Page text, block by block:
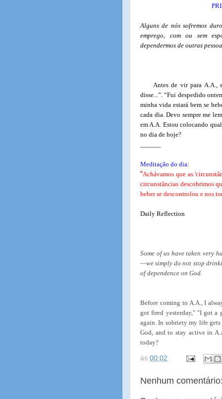
Alguns de nós sofremos
emprego, com ou sem
dependermos de outras
Antes de vir para A.A.,
disse...”. “Fui despedido
minha vida estará bem se
cada dia. Devo sempre me
em A.A. Estou colocando
no dia de hoje?
Meditação do dia:
“Achávamos que as
circunstâncias descobrimos
beber se descontrolou e nos
Daily Reflection
Some of us have taken very
—we simply do not stop
of dependence on God.
Before coming to A.A., I
got fired yesterday," "I got a
again. In sobriety my life
God, and to stay active in
today?
às 00:02
Nenhum comentário: